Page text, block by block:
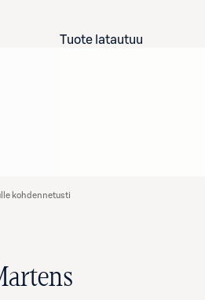
Tuote latautuu
kohdennetusti